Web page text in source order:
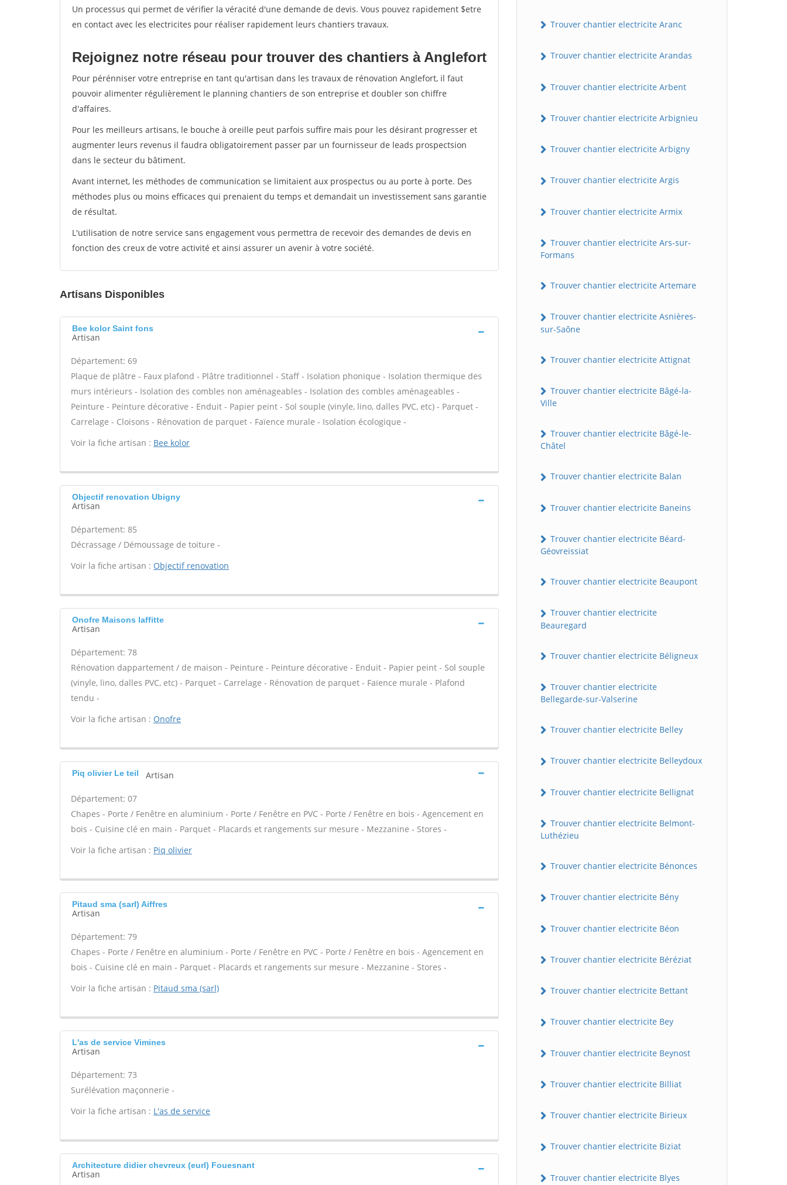
Un processus qui permet de vérifier la véracité d'une demande de devis. Vous pouvez rapidement $etre
en contact avec les electricites pour réaliser rapidement leurs chantiers travaux.
Rejoignez notre réseau pour trouver des chantiers à Anglefort
Pour pérénniser votre entreprise en tant qu'artisan dans les travaux de rénovation Anglefort, il faut
pouvoir alimenter régulièrement le planning chantiers de son entreprise et doubler son chiffre
d'affaires.
Pour les meilleurs artisans, le bouche à oreille peut parfois suffire mais pour les désirant progresser et
augmenter leurs revenus il faudra obligatoirement passer par un fournisseur de leads prospectsion
dans le secteur du bâtiment.
Avant internet, les méthodes de communication se limitaient aux prospectus ou au porte à porte. Des
méthodes plus ou moins efficaces qui prenaient du temps et demandait un investissement sans garantie
de résultat.
L'utilisation de notre service sans engagement vous permettra de recevoir des demandes de devis en
fonction des creux de votre activité et ainsi assurer un avenir à votre société.
Artisans Disponibles
Bee kolor Saint fons
Artisan
Département: 69
Plaque de plâtre - Faux plafond - Plâtre traditionnel - Staff - Isolation phonique - Isolation thermique des
murs intérieurs - Isolation des combles non aménageables - Isolation des combles aménageables -
Peinture - Peinture décorative - Enduit - Papier peint - Sol souple (vinyle, lino, dalles PVC, etc) - Parquet -
Carrelage - Cloisons - Rénovation de parquet - Faïence murale - Isolation écologique -
Voir la fiche artisan : Bee kolor
Objectif renovation Ubigny
Artisan
Département: 85
Décrassage / Démoussage de toiture -
Voir la fiche artisan : Objectif renovation
Onofre Maisons laffitte
Artisan
Département: 78
Rénovation dappartement / de maison - Peinture - Peinture décorative - Enduit - Papier peint - Sol souple
(vinyle, lino, dalles PVC, etc) - Parquet - Carrelage - Rénovation de parquet - Faïence murale - Plafond
tendu -
Voir la fiche artisan : Onofre
Piq olivier Le teil Artisan
Département: 07
Chapes - Porte / Fenêtre en aluminium - Porte / Fenêtre en PVC - Porte / Fenêtre en bois - Agencement en
bois - Cuisine clé en main - Parquet - Placards et rangements sur mesure - Mezzanine - Stores -
Voir la fiche artisan : Piq olivier
Pitaud sma (sarl) Aiffres
Artisan
Département: 79
Chapes - Porte / Fenêtre en aluminium - Porte / Fenêtre en PVC - Porte / Fenêtre en bois - Agencement en
bois - Cuisine clé en main - Parquet - Placards et rangements sur mesure - Mezzanine - Stores -
Voir la fiche artisan : Pitaud sma (sarl)
L'as de service Vimines
Artisan
Département: 73
Surélévation maçonnerie -
Voir la fiche artisan : L'as de service
Architecture didier chevreux (eurl) Fouesnant
Artisan
Trouver chantier electricite Aranc
Trouver chantier electricite Arandas
Trouver chantier electricite Arbent
Trouver chantier electricite Arbignieu
Trouver chantier electricite Arbigny
Trouver chantier electricite Argis
Trouver chantier electricite Armix
Trouver chantier electricite Ars-sur-
Formans
Trouver chantier electricite Artemare
Trouver chantier electricite Asnières-
sur-Saône
Trouver chantier electricite Attignat
Trouver chantier electricite Bâgé-la-
Ville
Trouver chantier electricite Bâgé-le-
Châtel
Trouver chantier electricite Balan
Trouver chantier electricite Baneins
Trouver chantier electricite Béard-
Géovreissiat
Trouver chantier electricite Beaupont
Trouver chantier electricite
Beauregard
Trouver chantier electricite Béligneux
Trouver chantier electricite
Bellegarde-sur-Valserine
Trouver chantier electricite Belley
Trouver chantier electricite Belleydoux
Trouver chantier electricite Bellignat
Trouver chantier electricite Belmont-
Luthézieu
Trouver chantier electricite Bénonces
Trouver chantier electricite Bény
Trouver chantier electricite Béon
Trouver chantier electricite Béréziat
Trouver chantier electricite Bettant
Trouver chantier electricite Bey
Trouver chantier electricite Beynost
Trouver chantier electricite Billiat
Trouver chantier electricite Birieux
Trouver chantier electricite Biziat
Trouver chantier electricite Blyes